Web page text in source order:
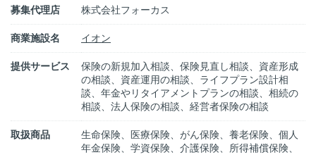
募集代理店 株式会社フォーカス
商業施設名 イオン
提供サービス
保険の新規加入相談、保険見直し相談、資産形成
の相談、資産運用の相談、ライフプラン設計相
談、年金やリタイアメントプランの相談、相続の
相談、法人保険の相談、経営者保険の相談
取扱商品
生命保険、医療保険、がん保険、養老保険、個人
年金保険、学資保険、介護保険、所得補償保険、